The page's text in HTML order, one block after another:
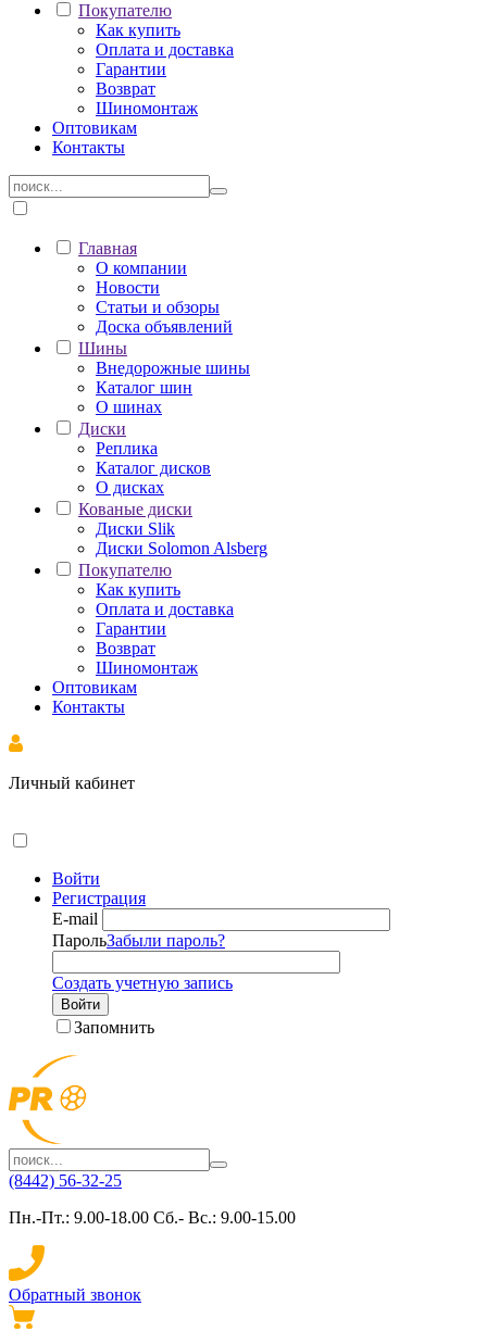
Покупателю
Как купить
Оплата и доставка
Гарантии
Возврат
Шиномонтаж
Оптовикам
Контакты
Главная
О компании
Новости
Статьи и обзоры
Доска объявлений
Шины
Внедорожные шины
Каталог шин
О шинах
Диски
Реплика
Каталог дисков
О дисках
Кованые диски
Диски Slik
Диски Solomon Alsberg
Покупателю
Как купить
Оплата и доставка
Гарантии
Возврат
Шиномонтаж
Оптовикам
Контакты
Личный кабинет
Войти
Регистрация
E-mail
ПарольЗабыли пароль?
Создать учетную запись
Войти
Запомнить
(8442) 56-32-25
Пн.-Пт.: 9.00-18.00 Сб.- Вс.: 9.00-15.00
Обратный звонок